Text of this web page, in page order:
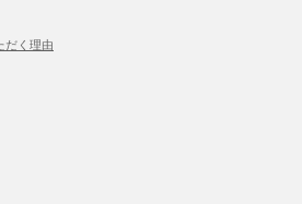
く理由